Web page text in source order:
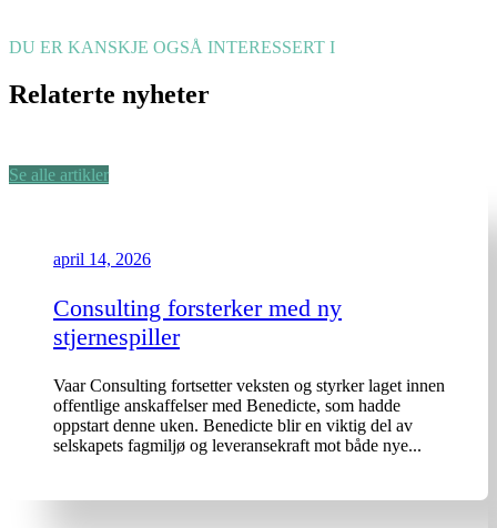
DU ER KANSKJE OGSÅ INTERESSERT I
Relaterte nyheter
Se alle artikler
april 14, 2026
Consulting forsterker med ny
stjernespiller
Vaar Consulting fortsetter veksten og styrker laget innen
offentlige anskaffelser med Benedicte, som hadde
oppstart denne uken. Benedicte blir en viktig del av
selskapets fagmiljø og leveransekraft mot både nye...